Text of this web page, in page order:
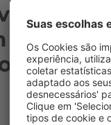
do
da